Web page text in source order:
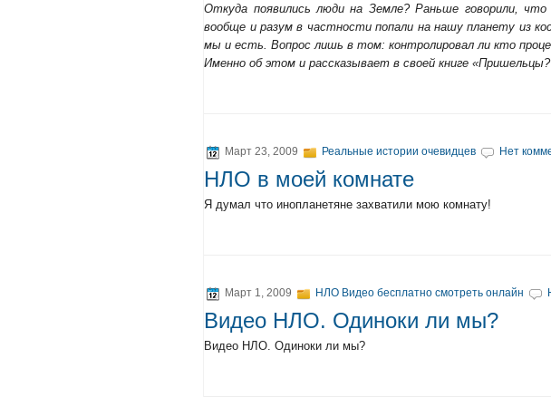
Откуда появились люди на Земле? Раньше говорили,
вообще и разум в частности попали на нашу планету из
мы и есть. Вопрос лишь в том: контролировал ли кто
Именно об этом и рассказывает в своей книге
Март 23, 2009 Реальные истории очевидцев Нет
НЛО в моей комнате
Я думал что инопланетяне захватили мою комнату!
Март 1, 2009 НЛО Видео бесплатно смотреть онлайн
Видео НЛО. Одиноки ли мы?
Видео НЛО. Одиноки ли мы?